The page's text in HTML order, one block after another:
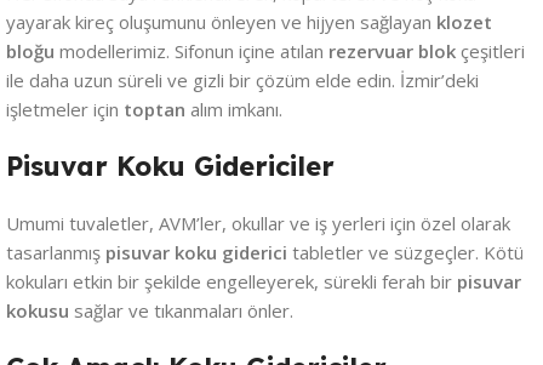
yayarak kireç oluşumunu önleyen ve hijyen sağlayan klozet
bloğu modellerimiz. Sifonun içine atılan rezervuar blok çeşitleri
ile daha uzun süreli ve gizli bir çözüm elde edin. İzmir’deki
işletmeler için toptan alım imkanı.
Pisuvar Koku Gidericiler
Umumi tuvaletler, AVM’ler, okullar ve iş yerleri için özel olarak
tasarlanmış pisuvar koku giderici tabletler ve süzgeçler. Kötü
kokuları etkin bir şekilde engelleyerek, sürekli ferah bir pisuvar
kokusu sağlar ve tıkanmaları önler.